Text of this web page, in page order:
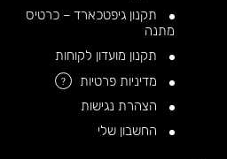
תקנון גיפטכארד – כרטיס
מתנה
תקנון מועדון לקוחות
מדיניות פרטיות
?
הצהרת נגישות
החשבון שלי